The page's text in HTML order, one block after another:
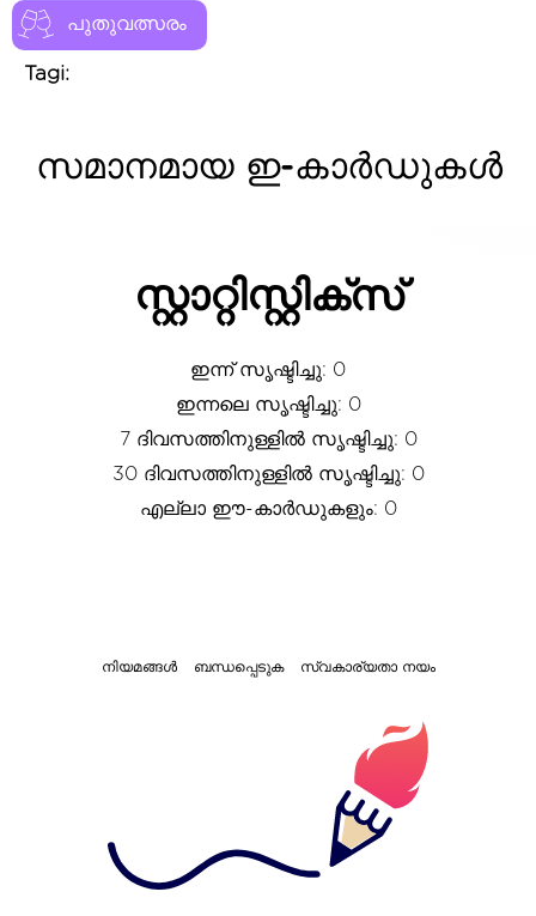
പുതുവത്സരം
Tagi:
സമാനമായ ഇ-കാർഡുകൾ
സ്റ്റാറ്റിസ്റ്റിക്സ്
ഇന്ന് സൃഷ്ടിച്ചു: 0
ഇന്നലെ സൃഷ്ടിച്ചു: 0
7 ദിവസത്തിനുള്ളിൽ സൃഷ്ടിച്ചു: 0
30 ദിവസത്തിനുള്ളിൽ സൃഷ്ടിച്ചു: 0
എല്ലാ ഈ-കാർഡുകളും: 0
നിയമങ്ങൾ ബന്ധപ്പെടുക സ്വകാര്യതാ നയം